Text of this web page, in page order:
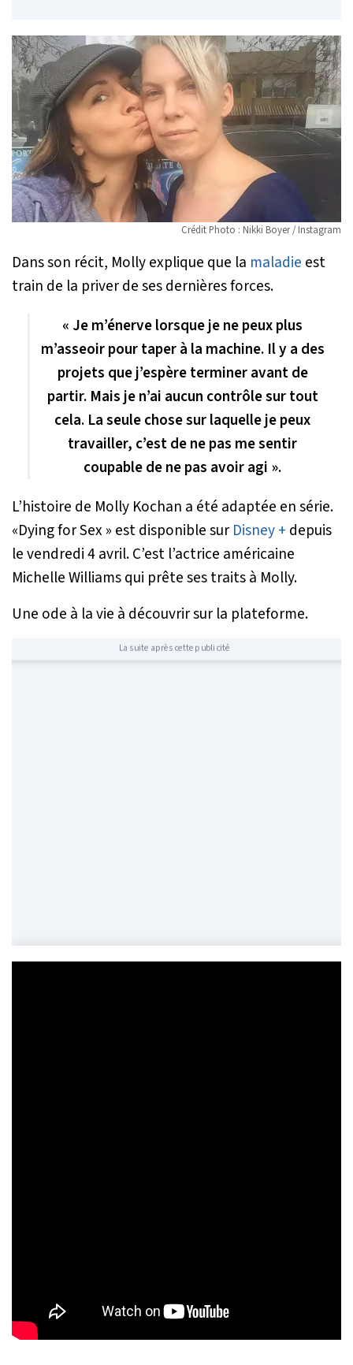
Crédit Photo : Nikki Boyer / Instagram
Dans son récit, Molly explique que la maladie est
train de la priver de ses dernières forces.
« Je m’énerve lorsque je ne peux plus
m’asseoir pour taper à la machine. Il y a des
projets que j’espère terminer avant de
partir. Mais je n’ai aucun contrôle sur tout
cela. La seule chose sur laquelle je peux
travailler, c’est de ne pas me sentir
coupable de ne pas avoir agi ».
L’histoire de Molly Kochan a été adaptée en série.
«Dying for Sex » est disponible sur Disney + depuis
le vendredi 4 avril. C’est l’actrice américaine
Michelle Williams qui prête ses traits à Molly.
Une ode à la vie à découvrir sur la plateforme.
La suite après cette publicité